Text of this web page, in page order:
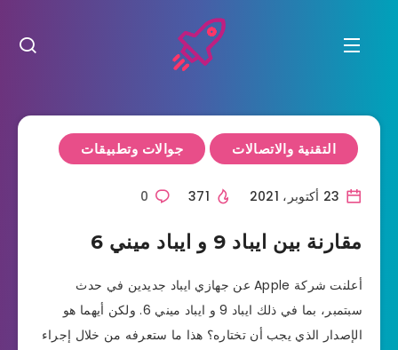
التقنية والاتصالات جوالات وتطبيقات
0
مقارنة بين ايباد 9 و ايباد ميني 6
أعلنت شركة Apple عن جهازي ايباد جديدين في حدث
سبتمبر، بما في ذلك ايباد 9 و ايباد ميني 6. ولكن أيهما هو
الإصدار الذي يجب أن تختاره؟ هذا ما ستعرفه من خلال إجراء